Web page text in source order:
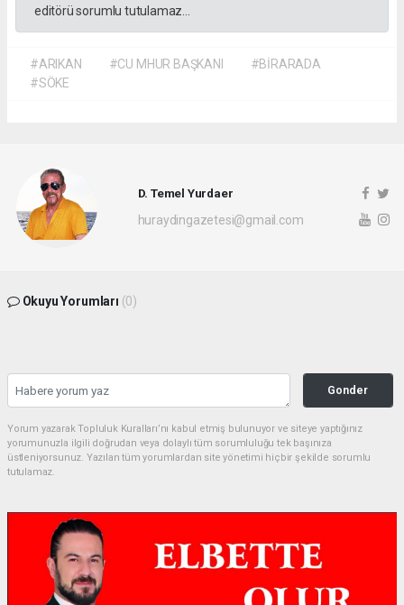
editörü sorumlu tutulamaz...
#ARIKAN #CU MHUR BAŞKANI
#BİRARADA
#SÖKE
D. Temel Yurdaer
huraydingazetesi@gmail.com
Okuyu Yorumları (0)
Gonder
Yorum yazarak Topluluk Kuralları’nı kabul etmiş bulunuyor ve siteye yaptığınız
yorumunuzla ilgili doğrudan veya dolaylı tüm sorumluluğu tek başınıza
üstleniyorsunuz. Yazılan tüm yorumlardan site yönetimi hiçbir şekilde sorumlu
tutulamaz.